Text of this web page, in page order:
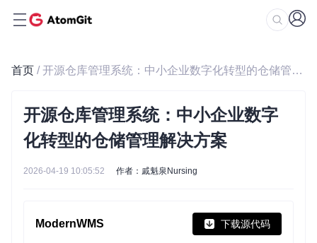
首页 / 开源仓库管理系统：中小企业数字化转型的仓储管理解决方案
开源仓库管理系统：中小企业数字
化转型的仓储管理解决方案
2026-04-19 10:05:52 作者：戚魁泉Nursing
ModernWMS 下载源代码